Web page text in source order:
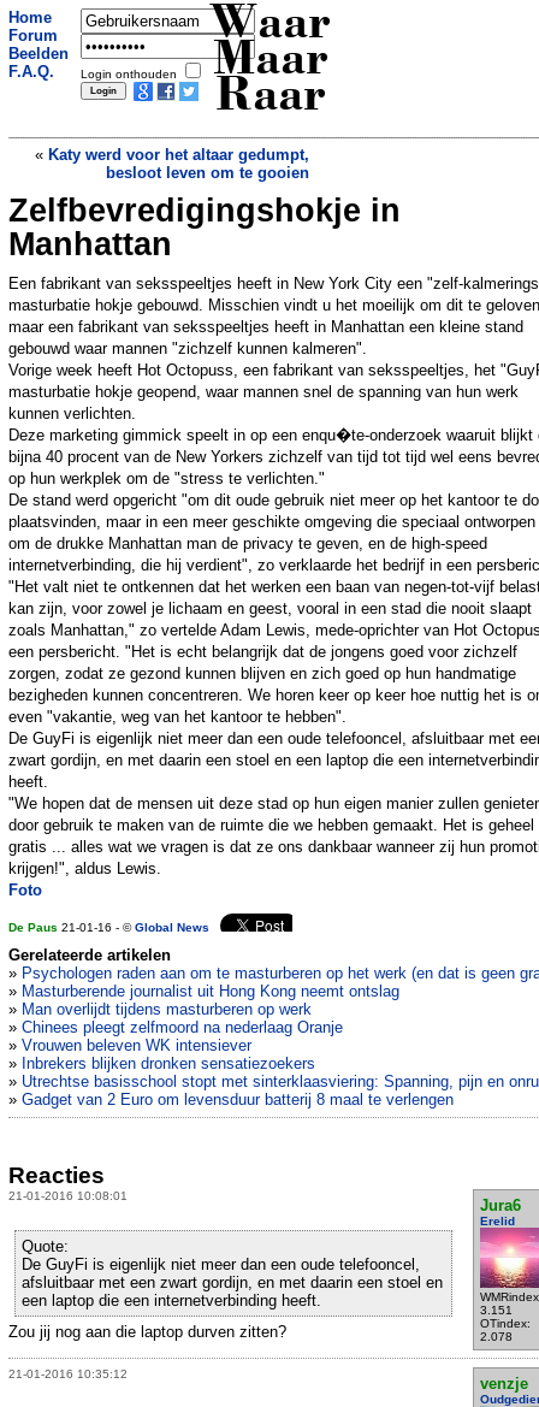
Home
Forum
Beelden
F.A.Q.
Login onthouden
Waar
Maar
Raar
« Katy werd voor het altaar gedumpt,
besloot leven om te gooien
Imam vangt zwerfkatten op
Zelfbevredigingshokje in
Manhattan
Een fabrikant van seksspeeltjes heeft in New York City een "zelf-
masturbatie hokje gebouwd. Misschien vindt u het moeilijk om dit te
maar een fabrikant van seksspeeltjes heeft in Manhattan een kleine stand
gebouwd waar mannen "zichzelf kunnen kalmeren".
Vorige week heeft Hot Octopuss, een fabrikant van seksspeeltjes, het
masturbatie hokje geopend, waar mannen snel de spanning van hun werk
kunnen verlichten.
Deze marketing gimmick speelt in op een enqu�te-onderzoek waaruit blijkt
bijna 40 procent van de New Yorkers zichzelf van tijd tot tijd wel eens
op hun werkplek om de "stress te verlichten."
De stand werd opgericht "om dit oude gebruik niet meer op het kantoor te
plaatsvinden, maar in een meer geschikte omgeving die speciaal
om de drukke Manhattan man de privacy te geven, en de high-speed
internetverbinding, die hij verdient", zo verklaarde het bedrijf in een
"Het valt niet te ontkennen dat het werken een baan van negen-tot-vijf
kan zijn, voor zowel je lichaam en geest, vooral in een stad die nooit slaapt
zoals Manhattan," zo vertelde Adam Lewis, mede-oprichter van Hot
een persbericht. "Het is echt belangrijk dat de jongens goed voor zichzelf
zorgen, zodat ze gezond kunnen blijven en zich goed op hun handmatige
bezigheden kunnen concentreren. We horen keer op keer hoe nuttig het is
even "vakantie, weg van het kantoor te hebben".
De GuyFi is eigenlijk niet meer dan een oude telefooncel, afsluitbaar met
zwart gordijn, en met daarin een stoel en een laptop die een
heeft.
"We hopen dat de mensen uit deze stad op hun eigen manier zullen
door gebruik te maken van de ruimte die we hebben gemaakt. Het is geheel
gratis ... alles wat we vragen is dat ze ons dankbaar wanneer zij hun
krijgen!", aldus Lewis.
Foto
De Paus 21-01-16 - ©Global News
Gerelateerde artikelen
» Psychologen raden aan om te masturberen op het werk (en dat is geen
» Masturberende journalist uit Hong Kong neemt ontslag
» Man overlijdt tijdens masturberen op werk
» Chinees pleegt zelfmoord na nederlaag Oranje
» Vrouwen beleven WK intensiever
» Inbrekers blijken dronken sensatiezoekers
» Utrechtse basisschool stopt met sinterklaasviering: Spanning, pijn en
» Gadget van 2 Euro om levensduur batterij 8 maal te verlengen
Reacties
21-01-2016 10:08:01
Jura6
Erelid
3.151
OTindex:
2.078
Quote:
De GuyFi is eigenlijk niet meer dan een oude telefooncel,
afsluitbaar met een zwart gordijn, en met daarin een stoel en
een laptop die een internetverbinding heeft.
Zou jij nog aan die laptop durven zitten?
21-01-2016 10:35:12
venzje